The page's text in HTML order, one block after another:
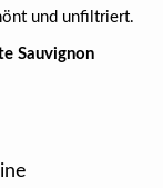
und unfiltriert.
Sauvignon